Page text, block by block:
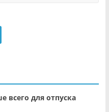
всего для отпуска